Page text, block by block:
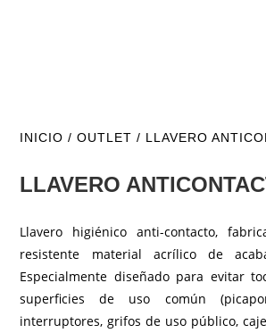
INICIO /OUTLET / LLAVERO
LLAVERO
Llavero higiénico anti-contacto,
resistente material acrílico de
Especialmente diseñado para evitar
superficies de uso común
interruptores, grifos de uso público,